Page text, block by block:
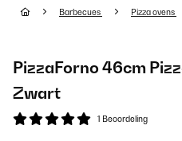
Barbecues Pizza ovens
PizzaForno 46cm
Zwart
1 Beoordeling